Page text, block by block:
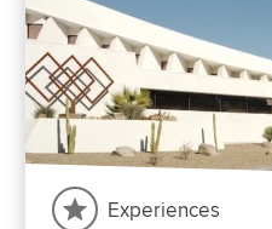
Experiences